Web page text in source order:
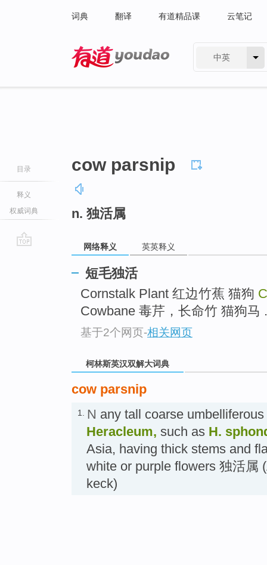
词典 翻译 有道精品课 云笔记
中英
目录
释义
权威词典
cow parsnip
n. 独活属
网络释义 英英释义
短毛独活
Cornstalk Plant 红边竹蕉 猫狗
Cowbane 毒芹，长命竹 猫狗马
基于2个网页-相关网页
柯林斯英汉双解大词典
cow parsnip
1. N any tall coarse
Heracleum, such as H.
Asia, having thick stems and
white or purple flowers 独活属
keck)